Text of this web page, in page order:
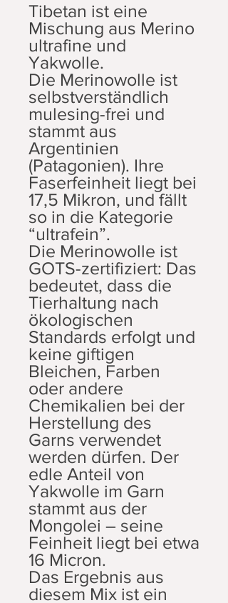
Tibetan ist eine
Mischung aus Merino
ultrafine und
Yakwolle.
Die Merinowolle ist
selbstverständlich
mulesing-frei und
stammt aus
Argentinien
(Patagonien). Ihre
Faserfeinheit liegt bei
17,5 Mikron, und fällt
so in die Kategorie
“ultrafein”.
Die Merinowolle ist
GOTS-zertifiziert: Das
bedeutet, dass die
Tierhaltung nach
ökologischen
Standards erfolgt und
keine giftigen
Bleichen, Farben
oder andere
Chemikalien bei der
Herstellung des
Garns verwendet
werden dürfen. Der
edle Anteil von
Yakwolle im Garn
stammt aus der
Mongolei – seine
Feinheit liegt bei etwa
16 Micron.
Das Ergebnis aus
diesem Mix ist ein